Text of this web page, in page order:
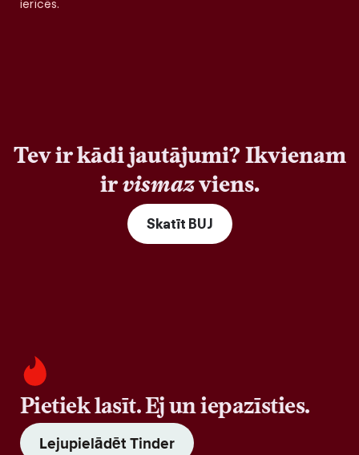
ierīcēs.
Tev ir kādi jautājumi? Ikvienam
irvismazviens.
Skatīt BUJ
Pietiek lasīt. Ej un iepazīsties.
Lejupielādēt Tinder